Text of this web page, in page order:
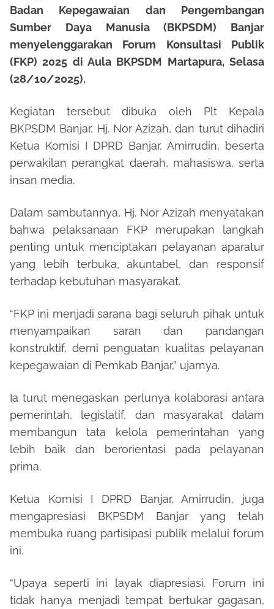
Badan Kepegawaian dan Pengembangan
Sumber Daya Manusia (BKPSDM) Banjar
menyelenggarakan Forum Konsultasi Publik
(FKP) 2025 di Aula BKPSDM Martapura, Selasa
(28/10/2025).
Kegiatan tersebut dibuka oleh Plt Kepala
BKPSDM Banjar, Hj. Nor Azizah, dan turut dihadiri
Ketua Komisi I DPRD Banjar, Amirrudin, beserta
perwakilan perangkat daerah, mahasiswa, serta
insan media.
Dalam sambutannya, Hj. Nor Azizah menyatakan
bahwa pelaksanaan FKP merupakan langkah
penting untuk menciptakan pelayanan aparatur
yang lebih terbuka, akuntabel, dan responsif
terhadap kebutuhan masyarakat.
“FKP ini menjadi sarana bagi seluruh pihak untuk
menyampaikan saran dan pandangan
konstruktif, demi penguatan kualitas pelayanan
kepegawaian di Pemkab Banjar,” ujarnya.
Ia turut menegaskan perlunya kolaborasi antara
pemerintah, legislatif, dan masyarakat dalam
membangun tata kelola pemerintahan yang
lebih baik dan berorientasi pada pelayanan
prima.
Ketua Komisi I DPRD Banjar, Amirrudin, juga
mengapresiasi BKPSDM Banjar yang telah
membuka ruang partisipasi publik melalui forum
ini.
“Upaya seperti ini layak diapresiasi. Forum ini
tidak hanya menjadi tempat bertukar gagasan,